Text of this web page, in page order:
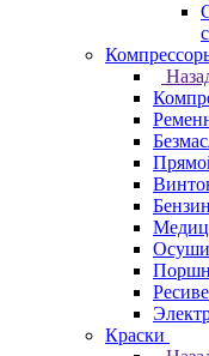
Краски